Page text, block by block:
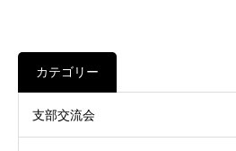
カテゴリー
支部交流会